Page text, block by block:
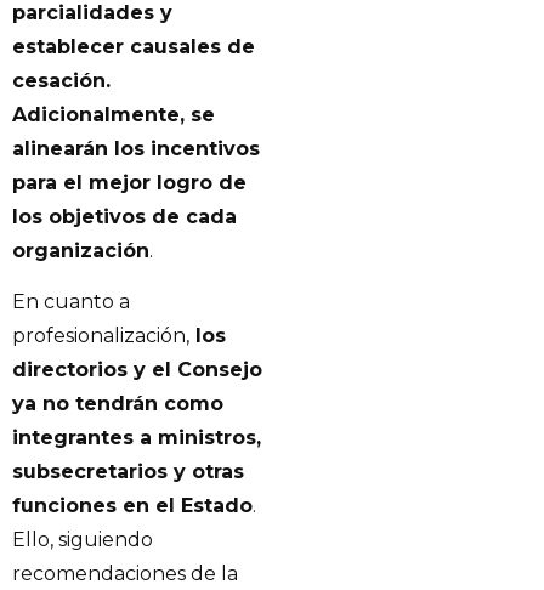
parcialidades y
establecer causales de
cesación.
Adicionalmente, se
alinearán los incentivos
para el mejor logro de
los objetivos de cada
organización.
En cuanto a
profesionalización, los
directorios y el Consejo
ya no tendrán como
integrantes a ministros,
subsecretarios y otras
funciones en el Estado.
Ello, siguiendo
recomendaciones de la